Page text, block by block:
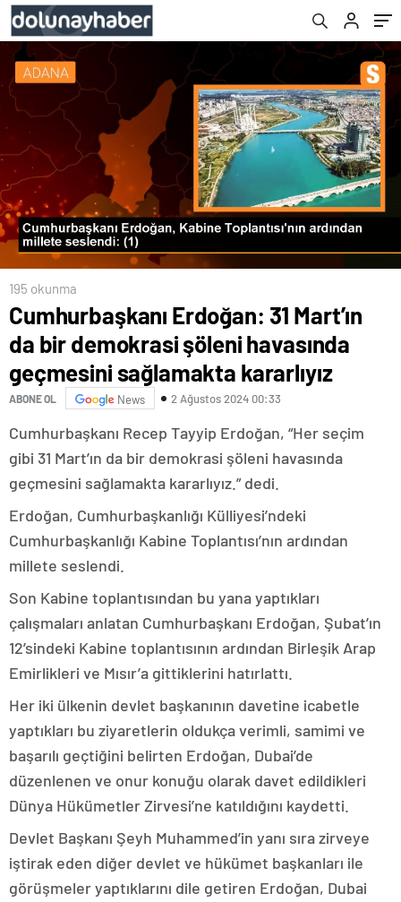
sağlamakta kararlıyız
195 okunma
Cumhurbaşkanı Erdoğan: 31 Mart’ın
da bir demokrasi şöleni havasında
geçmesini sağlamakta kararlıyız
ABONE OL News 2 Ağustos 2024 00:33
Cumhurbaşkanı Recep Tayyip Erdoğan, “Her seçim
gibi 31 Mart’ın da bir demokrasi şöleni havasında
geçmesini sağlamakta kararlıyız.” dedi.
Erdoğan, Cumhurbaşkanlığı Külliyesi’ndeki
Cumhurbaşkanlığı Kabine Toplantısı’nın ardından
millete seslendi.
Son Kabine toplantısından bu yana yaptıkları
çalışmaları anlatan Cumhurbaşkanı Erdoğan, Şubat’ın
12’sindeki Kabine toplantısının ardından Birleşik Arap
Emirlikleri ve Mısır’a gittiklerini hatırlattı.
Her iki ülkenin devlet başkanının davetine icabetle
yaptıkları bu ziyaretlerin oldukça verimli, samimi ve
başarılı geçtiğini belirten Erdoğan, Dubai’de
düzenlenen ve onur konuğu olarak davet edildikleri
Dünya Hükümetler Zirvesi’ne katıldığını kaydetti.
Devlet Başkanı Şeyh Muhammed’in yanı sıra zirveye
iştirak eden diğer devlet ve hükümet başkanları ile
görüşmeler yaptıklarını dile getiren Erdoğan, Dubai